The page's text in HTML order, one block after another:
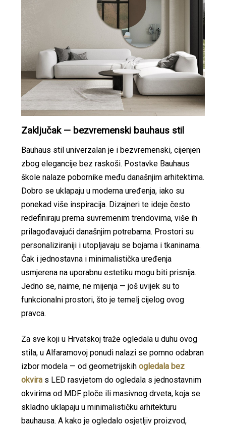
Zaključak — bezvremenski bauhaus stil
Bauhaus stil univerzalan je i bezvremenski, cijenjen
zbog elegancije bez raskoši. Postavke Bauhaus
škole nalaze pobornike među današnjim arhitektima.
Dobro se uklapaju u moderna uređenja, iako su
ponekad više inspiracija. Dizajneri te ideje često
redefiniraju prema suvremenim trendovima, više ih
prilagođavajući današnjim potrebama. Prostori su
personaliziraniji i utopljavaju se bojama i tkaninama.
Čak i jednostavna i minimalistička uređenja
usmjerena na uporabnu estetiku mogu biti prisnija.
Jedno se, naime, ne mijenja — još uvijek su to
funkcionalni prostori, što je temelj cijelog ovog
pravca.
Za sve koji u Hrvatskoj traže ogledala u duhu ovog
stila, u Alfaramovoj ponudi nalazi se pomno odabran
izbor modela — od geometrijskihogledala bez
okvira s LED rasvjetom do ogledala s jednostavnim
okvirima od MDF ploče ili masivnog drveta, koja se
skladno uklapaju u minimalističku arhitekturu
bauhausa. A kako je ogledalo osjetljiv proizvod,